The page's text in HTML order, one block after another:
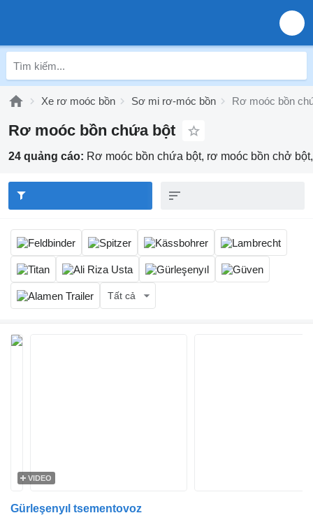
Xe rơ moóc bồn Sơ mi rơ-móc bồn Rơ moóc bồn
Rơ moóc bồn chứa bột
24 quảng cáo: Rơ moóc bồn chứa bột, rơ moóc bồn chở
Tất cả
VIDEO
Gürleşenyıl tsementovoz